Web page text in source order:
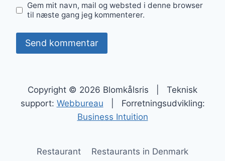
Gem mit navn, mail og websted i denne browser
til næste gang jeg kommenterer.
Copyright © 2026 Blomkålsris | Teknisk
support: Webbureau | Forretningsudvikling:
Business Intuition
Restaurant Restaurants in Denmark